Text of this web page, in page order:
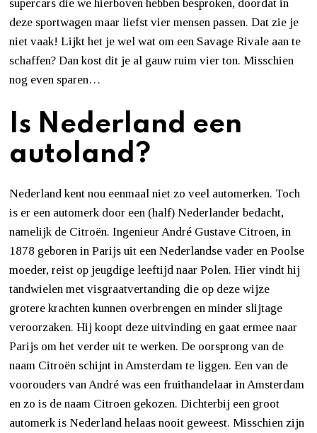
supercars die we hierboven hebben besproken, doordat in
deze sportwagen maar liefst vier mensen passen. Dat zie je
niet vaak! Lijkt het je wel wat om een Savage Rivale aan te
schaffen? Dan kost dit je al gauw ruim vier ton. Misschien
nog even sparen…
Is Nederland een
autoland?
Nederland kent nou eenmaal niet zo veel automerken. Toch
is er een automerk door een (half) Nederlander bedacht,
namelijk de Citroën. Ingenieur André Gustave Citroen, in
1878 geboren in Parijs uit een Nederlandse vader en Poolse
moeder, reist op jeugdige leeftijd naar Polen. Hier vindt hij
tandwielen met visgraatvertanding die op deze wijze
grotere krachten kunnen overbrengen en minder slijtage
veroorzaken. Hij koopt deze uitvinding en gaat ermee naar
Parijs om het verder uit te werken. De oorsprong van de
naam Citroën schijnt in Amsterdam te liggen. Een van de
voorouders van André was een fruithandelaar in Amsterdam
en zo is de naam Citroen gekozen. Dichterbij een groot
automerk is Nederland helaas nooit geweest. Misschien zijn